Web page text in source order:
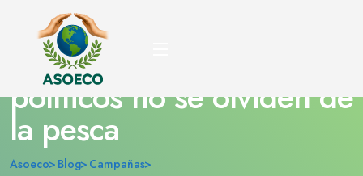
Campaña ‘Memoria de
pez’ para que los
políticos no se olviden de
la pesca
Asoeco Blog Campañas